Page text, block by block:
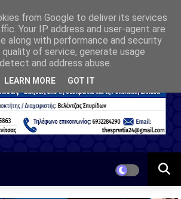
from Google to deliver its services
Your IP address and user-agent are
along with performance and security
of service, generate usage
and address abuse.
LEARN MORE GOT IT